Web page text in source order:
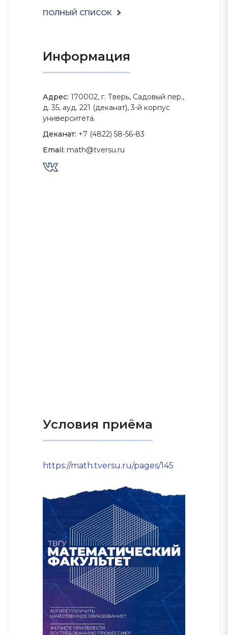
ПОЛНЫЙ СПИСОК
Информация
Адрес: 170002, г. Тверь, Садовый пер.,
д. 35, ауд. 221 (деканат), 3-й корпус
университета.
Деканат: +7 (4822) 58-56-83
Email: math@tversu.ru
Условия приёма
https://math.tversu.ru/pages/145